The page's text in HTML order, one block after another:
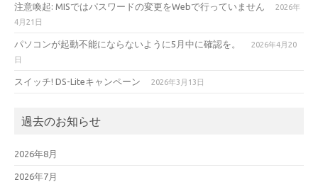
注意喚起: MISではパスワードの変更をWebで行っていません
2026年
4月21日
パソコンが起動不能にならないように5月中に確認を。
2026年4月20
日
スイッチ! DS-Liteキャンペーン 2026年3月13日
過去のお知らせ
2026年8月
2026年7月